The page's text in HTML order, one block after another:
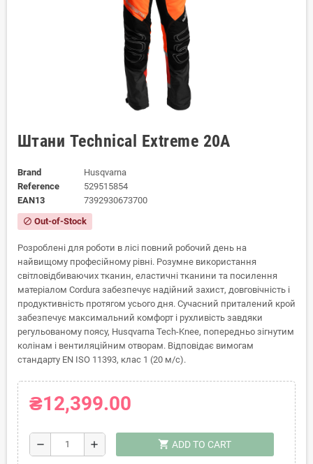
Штани Technical Extreme 20А
Brand
Husqvarna
Reference
529515854
EAN13
7392930673700
block Out-of-Stock
Розроблені для роботи в лісі повний робочий день на
найвищому професійному рівні. Розумне використання
світловідбиваючих тканин, еластичні тканини та посилення
матеріалом Cordura забезпечує надійний захист, довговічність і
продуктивність протягом усього дня. Сучасний приталений крой
забезпечує максимальний комфорт і рухливість завдяки
регульованому поясу, Husqvarna Tech-Knee, попередньо зігнутим
колінам і вентиляційним отворам. Відповідає вимогам
стандарту EN ISO 11393, клас 1 (20 м/с).
₴12,399.00
remove add shopping_cart ADD TO CART